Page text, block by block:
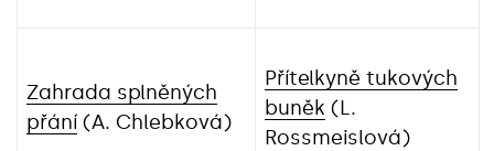
Zahrada splněných
přání (A. Chlebková)
Přítelkyně tukových
buněk (L.
Rossmeislová)